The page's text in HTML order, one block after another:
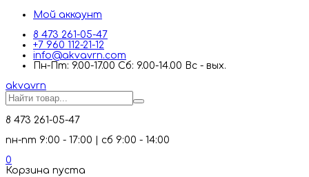
Мой аккаунт
8 473 261-05-47
+7 960 112-21-12
info@akvavrn.com
Пн-Пт: 9.00-17.00 Сб: 9.00-14.00 Вс - вых.
akvavrn
8 473 261-05-47
пн-пт 9:00 - 17:00 | сб 9:00 - 14:00
0
Корзина пуста